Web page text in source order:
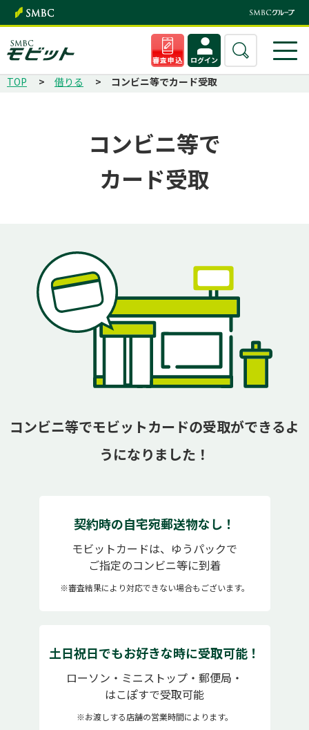
審査申込 ログイン
TOP 借りる コンビニ等でカード受取
コンビニ等で
カード受取
コンビニ等でモビットカードの受取ができるよ
うになりました！
契約時の自宅宛郵送物なし！
モビットカードは、ゆうパックで
ご指定のコンビニ等に到着
※審査結果により対応できない場合もございます。
土日祝日でもお好きな時に受取可能！
ローソン・ミニストップ・郵便局・
はこぽすで受取可能
※お渡しする店舗の営業時間によります。